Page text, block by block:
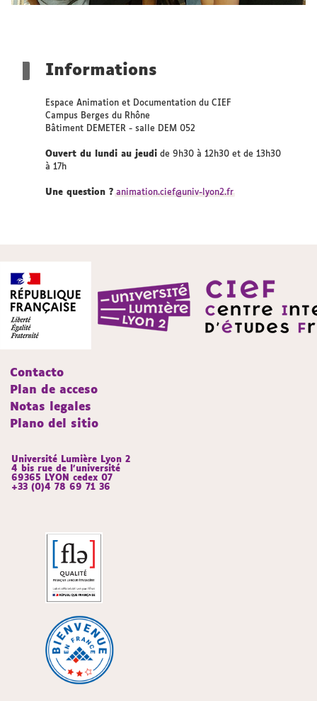
Informations
Espace Animation et Documentation du CIEF
Campus Berges du Rhône
Bâtiment DEMETER - salle DEM 052
Ouvert du lundi au jeudi
de 9h30 à 12h30 et de 13h30
à 17h
Une question ? animation.cief@univ-lyon2.fr
Contacto
Plan de acceso
Notas legales
Plano del sitio
Université Lumière Lyon 2
4 bis rue de l’université
69365 LYON cedex 07
+33 (0)4 78 69 71 36